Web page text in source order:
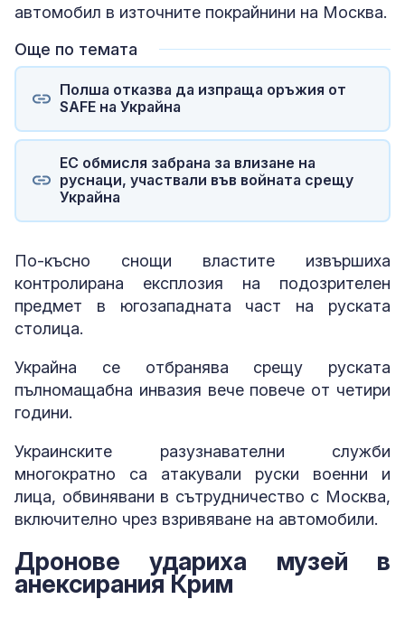
автомобил в източните покрайнини на Москва.
Още по темата
Полша отказва да изпраща оръжия от
SAFE на Украйна
ЕС обмисля забрана за влизане на
руснаци, участвали във войната срещу
Украйна
По-късно снощи властите извършиха
контролирана експлозия на подозрителен
предмет в югозападната част на руската
столица.
Украйна се отбранява срещу руската
пълномащабна инвазия вече повече от четири
години.
Украинските разузнавателни служби
многократно са атакували руски военни и
лица, обвинявани в сътрудничество с Москва,
включително чрез взривяване на автомобили.
Дронове удариха музей в
анексирания Крим